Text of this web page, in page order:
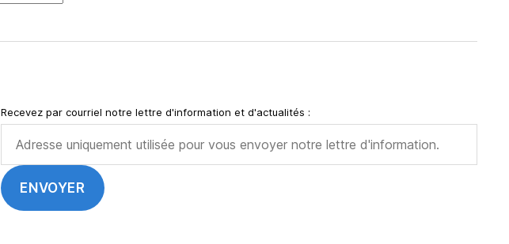
Recevez par courriel notre lettre d'information et d'actualités :